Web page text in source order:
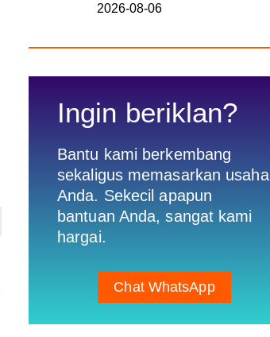
2026-08-06
Ingin beriklan?
Bantu kami berkembang
sekaligus memasarkan usaha
Anda. Sekecil apapun
bantuan Anda, sangat kami
hargai.
Chat WhatsApp